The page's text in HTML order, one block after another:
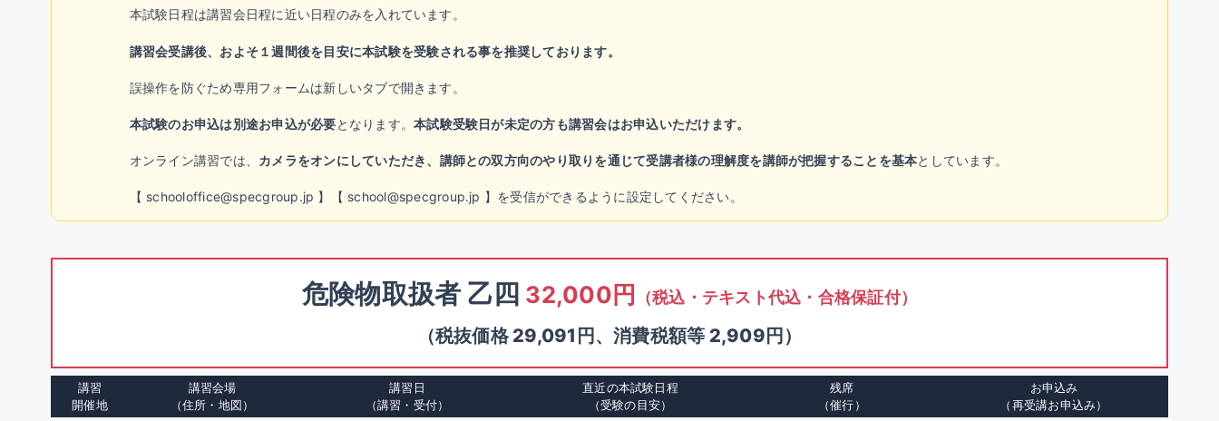
本試験日程は講習会日程に近い日程のみを入れています。
講習会受講後、およそ１週間後を目安に本試験を受験される事を推奨しております。
誤操作を防ぐため専用フォームは新しいタブで開きます。
本試験のお申込は別途お申込が必要となります。本試験受験日が未定の方も講習会はお申込いただけます。
オンライン講習では、 カメラをオンにしていただき、講師との双方向のやり取りを通じて受講者様の理解度を講師が把握することを基本としています。
【 schooloffice@specgroup.jp 】【 school@specgroup.jp 】を受信ができるように設定してください。
危険物取扱者 乙四 32,000円 （税込・テキスト代込・合格保証付）
（税抜価格 29,091円、消費税額等 2,909円）
講習
開催地
講習会場
（住所・地図）
講習日
（講習・受付）
直近の本試験日程
（受験の目安）
残席
（催行）
お申込み
（再受講お申込み）